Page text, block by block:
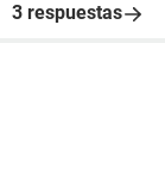
3 respuestas